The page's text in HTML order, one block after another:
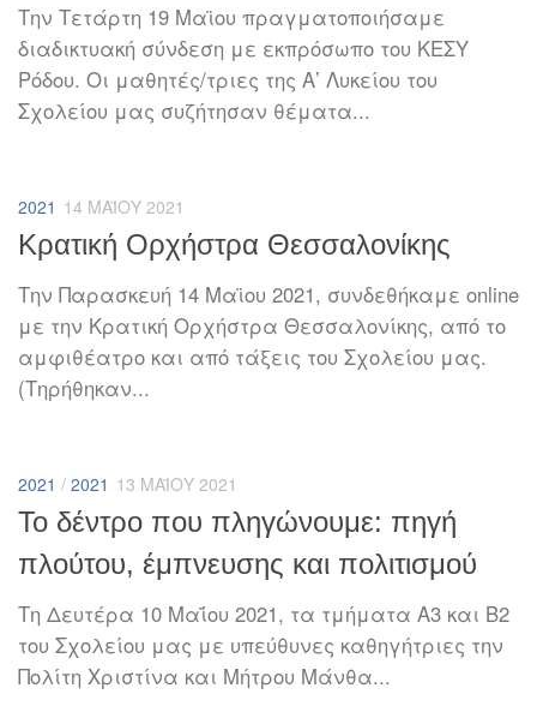
Την Τετάρτη 19 Μαϊου πραγματοποιήσαμε
διαδικτυακή σύνδεση με εκπρόσωπο του ΚΕΣΥ
Ρόδου. Οι μαθητές/τριες της Α’ Λυκείου του
Σχολείου μας συζήτησαν θέματα...
2021 14 ΜΑΪ́ΟΥ 2021
Κρατική Ορχήστρα Θεσσαλονίκης
Την Παρασκευή 14 Μαϊου 2021, συνδεθήκαμε online
με την Κρατική Ορχήστρα Θεσσαλονίκης, από το
αμφιθέατρο και από τάξεις του Σχολείου μας.
(Τηρήθηκαν...
2021 / 2021 13 ΜΑΪ́ΟΥ 2021
Το δέντρο που πληγώνουμε: πηγή
πλούτου, έμπνευσης και πολιτισμού
Τη Δευτέρα 10 Μαΐου 2021, τα τμήματα Α3 και Β2
του Σχολείου μας με υπεύθυνες καθηγήτριες την
Πολίτη Χριστίνα και Μήτρου Μάνθα...